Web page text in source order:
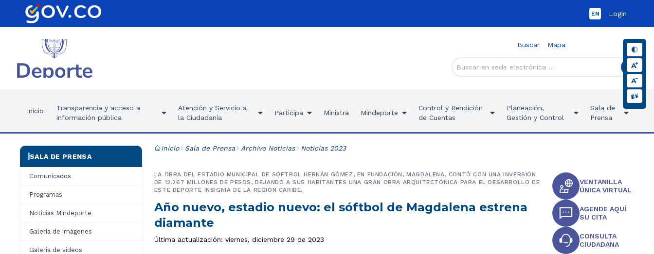
EN Login
Buscar Mapa
Inicio
Transparencia y acceso a
información pública
Atención y Servicio a
la Ciudadanía
Participa Ministra Mindeporte
Control y Rendición
de Cuentas
Planeación,
Gestión y Control
Sala de
Prensa
SALA DE PRENSA
Comunicados
Programas
Noticias Mindeporte
Galería de imágenes
Galería de videos
Inicio Sala de Prensa Archivo Noticias Noticias 2023
Año nuevo, estadio nuevo: el sóftbol de Magdalena estrena
diamante
LA OBRA DEL ESTADIO MUNICIPAL DE SÓFTBOL HERNÁN GÓMEZ, EN FUNDACIÓN, MAGDALENA, CONTÓ CON UNA INVERSIÓN
DE 12.267 MILLONES DE PESOS, DEJANDO A SUS HABITANTES UNA GRAN OBRA ARQUITECTÓNICA PARA EL DESARROLLO DE
ESTE DEPORTE INSIGNIA DE LA REGIÓN CARIBE.
Última actualización: viernes, diciembre 29 de 2023
VENTANILLA
ÚNICA VIRTUAL
AGENDE AQUÍ
SU CITA
CONSULTA
CIUDADANA